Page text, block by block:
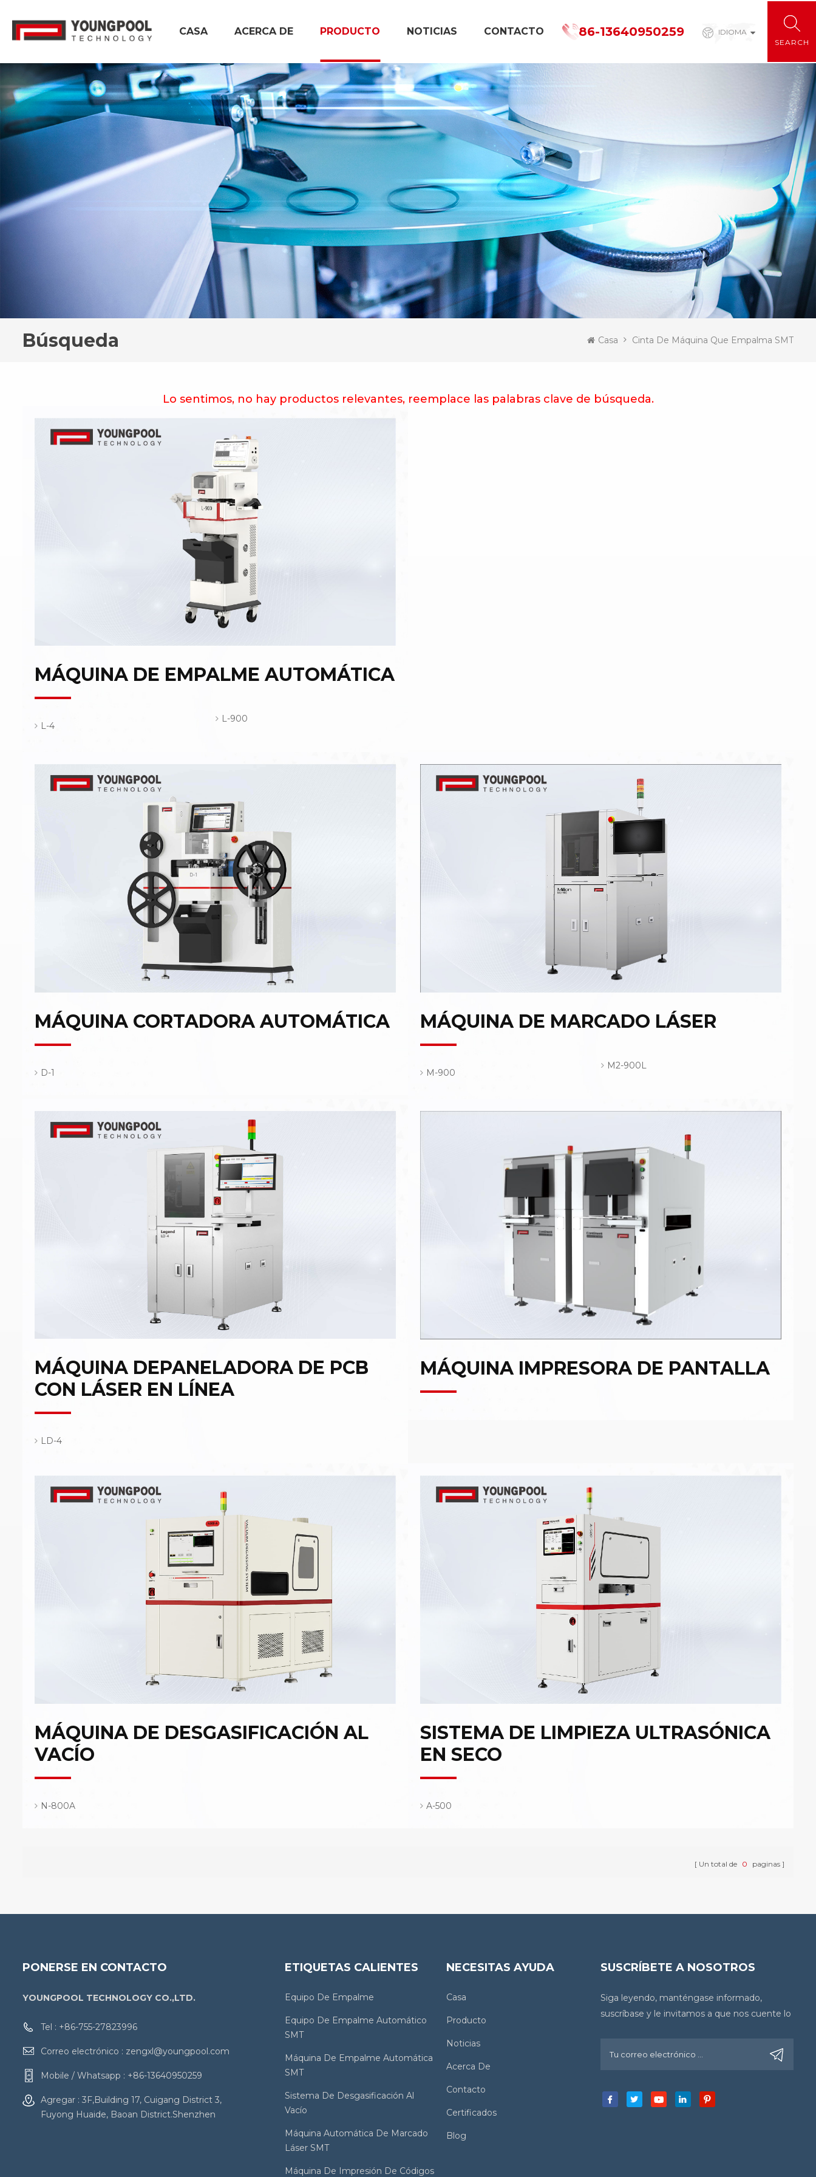
IDIOMA
86-13640950259
CASA ACERCA DE PRODUCTO NOTICIAS CONTACTO
Búsqueda Casa Cinta De Máquina Que Empalma SMT
Lo sentimos, no hay productos relevantes, reemplace las palabras clave de búsqueda.
MÁQUINA DE EMPALME AUTOMÁTICA
L-4
L-900
MÁQUINA CORTADORA AUTOMÁTICA
D-1
MÁQUINA DE MARCADO LÁSER
M-900
M2-900L
MÁQUINA DEPANELADORA DE PCB
CON LÁSER EN LÍNEA
LD-4
MÁQUINA IMPRESORA DE PANTALLA
MÁQUINA DE DESGASIFICACIÓN AL
VACÍO
N-800A
SISTEMA DE LIMPIEZA ULTRASÓNICA
EN SECO
A-500
Un total de 0 paginas
PONERSE EN CONTACTO
YOUNGPOOL TECHNOLOGY CO.,LTD.
Tel : +86-755-27823996
Correo electrónico : zengxl@youngpool.com
Mobile / Whatsapp : +86-13640950259
Agregar : 3F,Building 17, Cuigang District 3,
Fuyong Huaide, Baoan District.Shenzhen
ETIQUETAS CALIENTES
Equipo De Empalme
Equipo De Empalme Automático
SMT
Máquina De Empalme Automática
SMT
Sistema De Desgasificación Al
Vacío
Máquina Automática De Marcado
Láser SMT
Máquina De Impresión De Códigos
NECESITAS AYUDA
Casa
Producto
Noticias
Acerca De
Contacto
Certificados
Blog
SUSCRÍBETE A NOSOTROS
Siga leyendo, manténgase informado,
suscríbase y le invitamos a que nos cuente lo